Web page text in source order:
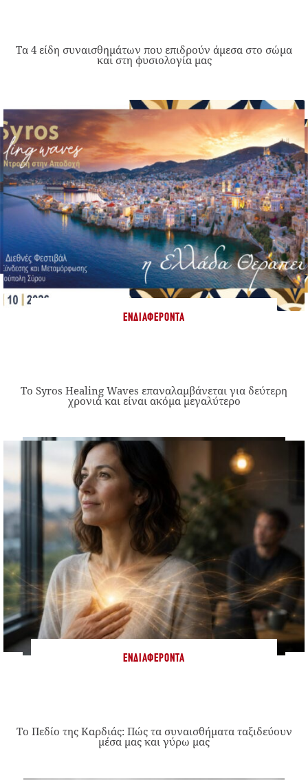
Τα 4 είδη συναισθημάτων που επιδρούν άμεσα στο σώμα
και στη φυσιολογία μας
ΕΝΔΙΑΦΈΡΟΝΤΑ
Το Syros Healing Waves επαναλαμβάνεται για δεύτερη
χρονιά και είναι ακόμα μεγαλύτερο
ΕΝΔΙΑΦΈΡΟΝΤΑ
Το Πεδίο της Καρδιάς: Πώς τα συναισθήματα ταξιδεύουν
μέσα μας και γύρω μας